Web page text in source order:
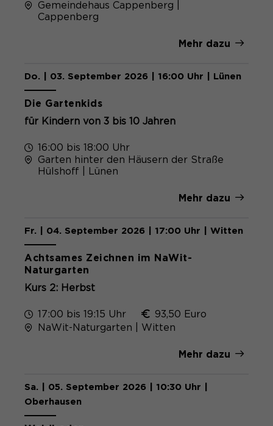
Gemeindehaus Cappenberg |
Cappenberg
Mehr dazu
Kostenlos
Do. | 03. September 2026 | 16:00 Uhr | Lünen
Die Gartenkids
für Kindern von 3 bis 10 Jahren
16:00 bis 18:00 Uhr
Garten hinter den Häusern der Straße
Hülshoff | Lünen
Mehr dazu
Fr. | 04. September 2026 | 17:00 Uhr | Witten
Achtsames Zeichnen im NaWit-
Naturgarten
Kurs 2: Herbst
17:00 bis 19:15 Uhr
93,50 Euro
NaWit-Naturgarten | Witten
Mehr dazu
Sa. | 05. September 2026 | 10:30 Uhr |
Oberhausen